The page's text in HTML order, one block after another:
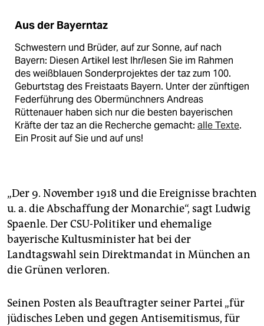
Aus der Bayerntaz
Schwestern und Brüder, auf zur Sonne, auf nach
Bayern: Diesen Artikel lest Ihr/lesen Sie im Rahmen
des weißblauen Sonderprojektes der taz zum 100.
Geburtstag des Freistaats Bayern. Unter der zünftigen
Federführung des Obermünchners Andreas
Rüttenauer haben sich nur die besten bayerischen
Kräfte der taz an die Recherche gemacht: alle Texte.
Ein Prosit auf Sie und auf uns!
„Der 9. November 1918 und die Ereignisse brachten
u. a. die Abschaffung der Monarchie“, sagt Ludwig
Spaenle. Der CSU-Politiker und ehemalige
bayerische Kultusminister hat bei der
Landtagswahl sein Direktmandat in München an
die Grünen verloren.
Seinen Posten als Beauftragter seiner Partei „für
jüdisches Leben und gegen Antisemitismus, für